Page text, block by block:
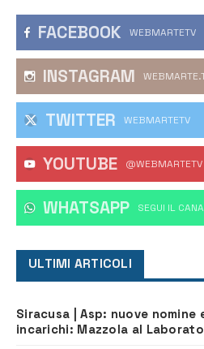
FACEBOOK WEBMARTETV
INSTAGRAM
TWITTER WEBMARTETV
YOUTUBE @WEBMARTETV
WHATSAPP ‎SEGUI IL
ULTIMI ARTICOLI
Siracusa | Asp: nuove nomine
incarichi: Mazzola al